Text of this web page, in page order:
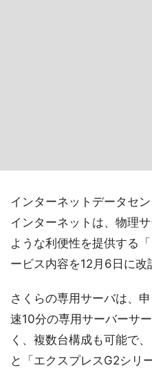
インターネットデータセ
インターネットは、物理
ような利便性を提供する
ービス内容を12月6日に改
さくらの専用サーバは、
速10分の専用サーバーサ
く、複数台構成も可能で
と「エクスプレスG2シリ